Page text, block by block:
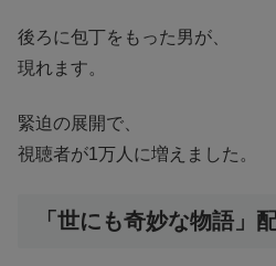
後ろに包丁をもった男が、
現れます。
緊迫の展開で、
視聴者が1万人に増えました。
「世にも奇妙な物語」